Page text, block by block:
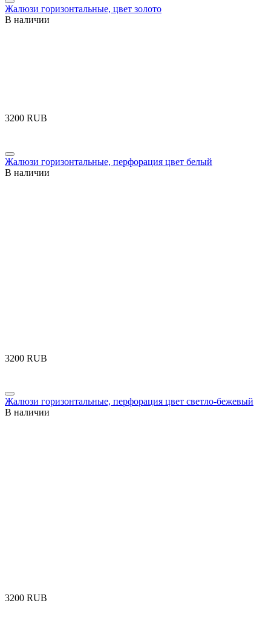
Жалюзи горизонтальные, цвет золото
В наличии
‍3200‍ RUB
Жалюзи горизонтальные, перфорация цвет белый
В наличии
‍3200‍ RUB
Жалюзи горизонтальные, перфорация цвет светло-бежевый
В наличии
‍3200‍ RUB